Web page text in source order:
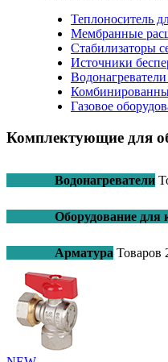
Теплоноситель
Мембранные
Стабилизаторы
Источники
Газовое
Комплектующие для
Водонагреватели
Оборудование для
Арматура Товаров